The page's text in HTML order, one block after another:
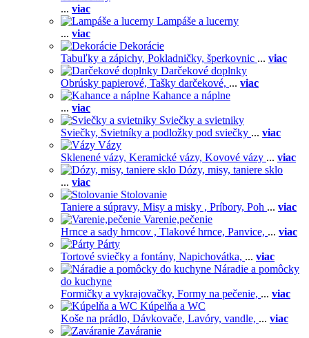
... viac
Lampáše a lucerny
... viac
Dekorácie
Tabuľky a zápichy, Pokladničky, šperkovnic ... viac
Darčekové doplnky
Obrúsky papierové, Tašky darčekové, ... viac
Kahance a náplne
... viac
Sviečky a svietniky
Sviečky, Svietníky a podložky pod sviečky ... viac
Vázy
Sklenené vázy, Keramické vázy, Kovové vázy ... viac
Dózy, misy, taniere sklo
... viac
Stolovanie
Taniere a súpravy, Misy a misky , Príbory, Poh ... viac
Varenie,pečenie
Hrnce a sady hrncov , Tlakové hrnce, Panvice, ... viac
Párty
Tortové sviečky a fontány, Napichovátka, ... viac
Náradie a pomôcky
do kuchyne
Formičky a vykrajovačky, Formy na pečenie, ... viac
Kúpelňa a WC
Koše na prádlo, Dávkovače, Lavóry, vandle, ... viac
Zaváranie